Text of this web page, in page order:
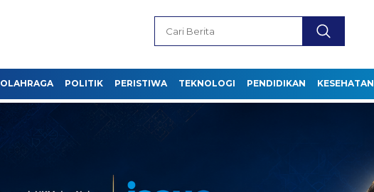
OLAHRAGA POLITIK PERISTIWA TEKNOLOGI PENDIDIKAN KESEHATAN